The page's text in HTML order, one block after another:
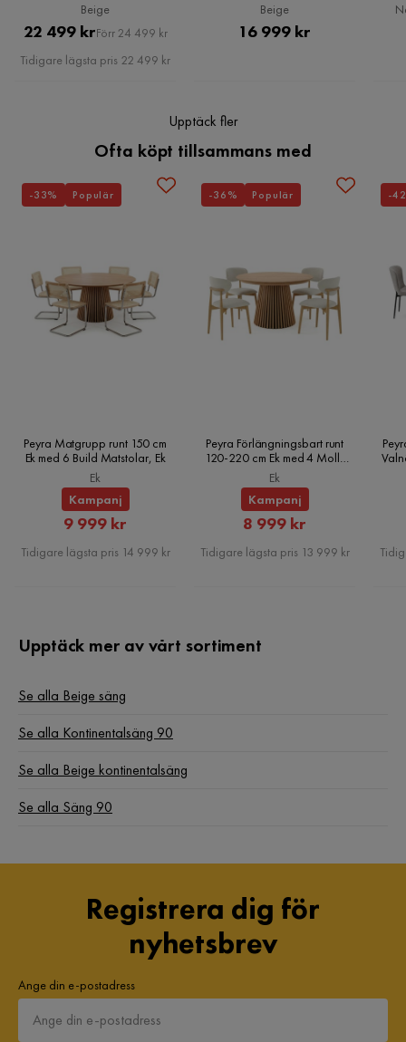
Form
Färgnamn
Reglerbar Nej
Sänggavel Med sänggavel
Serie Emilia
Beige
Pris
22 499 krOriginal
Pris
Förr 24 499 kr
Tidigare lägsta pris 22 499 kr
Sänggavel, Beige
Beige
Pris
16 999 kr
Upptäck fler
Ofta köpt tillsammans med
Peyra Matgrupp runt 150 cm
Ek med 6 Build Matstolar, Ek
Ek
Kampanj
Rabatterat
Pris
9 999 kr
Tidigare lägsta pris 14 999 kr
-33% Populär
Peyra Förlängningsbart runt
120-220 cm Ek med 4 Molly
Matstolar, Ek
Ek
Kampanj
Rabatterat
Pris
8 999 kr
Tidigare lägsta pris 13 999 kr
-36% Populär -
Upptäck mer av vårt sortiment
Se alla Beige säng
Se alla Kontinentalsäng 90
Se alla Beige kontinentalsäng
Se alla Säng 90
Registrera dig för
nyhetsbrev
Ange din e-postadress